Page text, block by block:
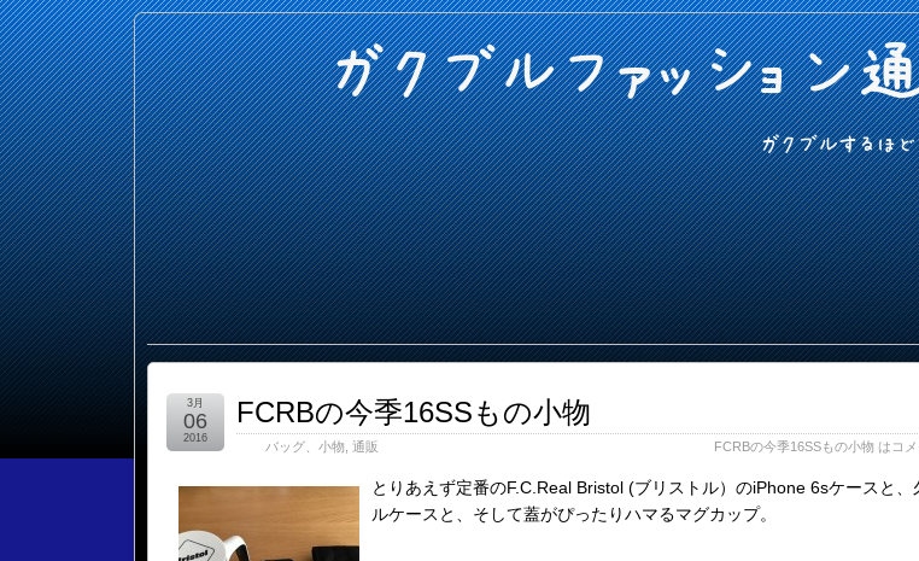
ガクブルファッション
ガクブルするほ
FCRBの今季16SSもの小物
バッグ、小物 通販 FCRBの今季16SSもの小物 は コ
3月
06
2016
とりあえず定番のF.C.Real Bristol (ブリストル）のiPhone 6sケースと、
ルケースと、そして蓋がぴったりハマるマグカップ。